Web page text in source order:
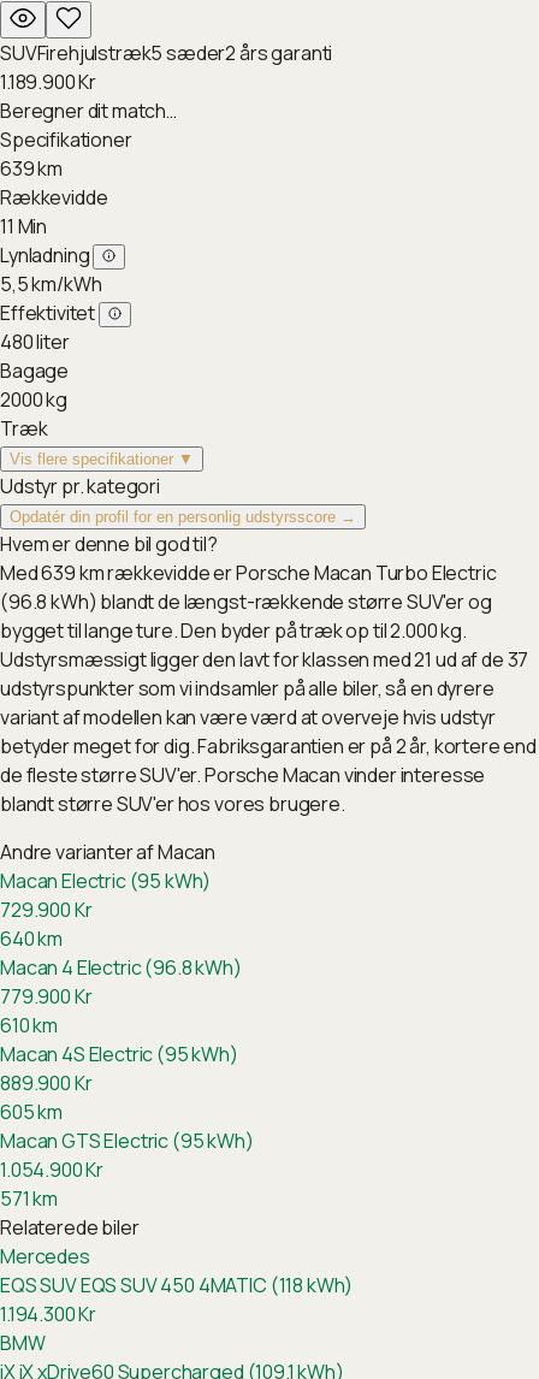
SUVFirehjulstræk5sæder2års garanti
1.189.900Kr
Beregner dit match…
Specifikationer
639km
Rækkevidde
11 Min
Lynladning
5,5km/kWh
Effektivitet
480liter
Bagage
2000kg
Træk
Vis flere specifikationer ▼
Udstyr pr. kategori
Opdatér din profil for en personlig udstyrsscore →
Hvem er denne bil god til?
Med 639 km rækkevidde er Porsche Macan Turbo Electric
(96.8 kWh) blandt de længst-rækkende større SUV'er og
bygget til lange ture. Den byder på træk op til 2.000 kg.
Udstyrsmæssigt ligger den lavt for klassen med 21 ud af de 37
udstyrspunkter som vi indsamler på alle biler, så en dyrere
variant af modellen kan være værd at overveje hvis udstyr
betyder meget for dig. Fabriksgarantien er på 2 år, kortere end
de fleste større SUV'er. Porsche Macan vinder interesse
blandt større SUV'er hos vores brugere.
Andre varianter afMacan
Macan Electric (95 kWh)
729.900Kr
640km
Macan 4 Electric (96.8 kWh)
779.900Kr
610km
Macan 4S Electric (95 kWh)
889.900Kr
605km
Macan GTS Electric (95 kWh)
1.054.900Kr
571km
Relaterede biler
Mercedes
EQS SUVEQS SUV 450 4MATIC (118 kWh)
1.194.300Kr
BMW
iXiX xDrive60 Supercharged (109.1 kWh)